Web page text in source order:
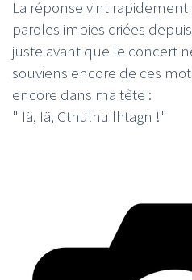
La réponse vint
paroles impies criées
juste avant que le concert
souviens encore de ces
encore dans ma tête :
" Iä, Iä, Cthulhu fhtagn !"